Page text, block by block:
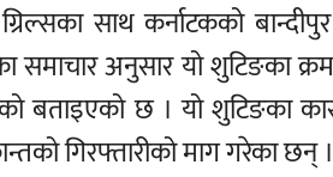
साथ कर्नाटकको
समाचार अनुसार यो शुटिङका
बताइएको छ । यो शुटिङका
गिरफ्तारीको माग गरेका छन् ।